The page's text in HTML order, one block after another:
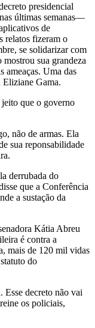
presidencial
últimas semanas—
de
relatos fizeram o
se solidarizar com
mostrou sua grandeza
ameaças. Uma das
Eliziane Gama.
que o governo
não de armas. Ela
sua reponsabilidade
derrubada do
que a Conferência
a sustação da
Kátia Abreu
é contra a
mais de 120 mil vidas
do
decreto não vai
os policiais,